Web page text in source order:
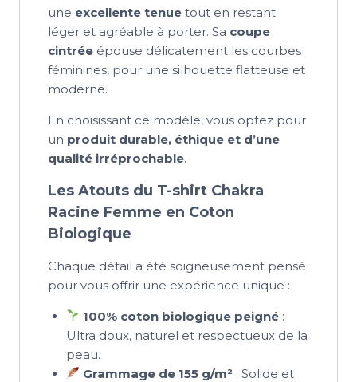
une excellente tenue tout en restant
léger et agréable à porter. Sa coupe
cintrée épouse délicatement les courbes
féminines, pour une silhouette flatteuse et
moderne.
En choisissant ce modèle, vous optez pour
un produit durable, éthique et d’une
qualité irréprochable.
Les Atouts du T-shirt Chakra
Racine Femme en Coton
Biologique
Chaque détail a été soigneusement pensé
pour vous offrir une expérience unique :
100% coton biologique peigné:
Ultra doux, naturel et respectueux de la
peau.
Grammage de 155 g/m²: Solide et